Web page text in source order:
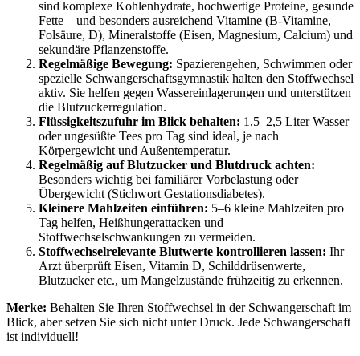
sind komplexe Kohlenhydrate, hochwertige Proteine, gesunde
Fette – und besonders ausreichend Vitamine (B-Vitamine,
Folsäure, D), Mineralstoffe (Eisen, Magnesium, Calcium) und
sekundäre Pflanzenstoffe.
Regelmäßige Bewegung: Spazierengehen, Schwimmen oder
spezielle Schwangerschaftsgymnastik halten den Stoffwechsel
aktiv. Sie helfen gegen Wassereinlagerungen und unterstützen
die Blutzuckerregulation.
Flüssigkeitszufuhr im Blick behalten: 1,5–2,5 Liter Wasser
oder ungesüßte Tees pro Tag sind ideal, je nach
Körpergewicht und Außentemperatur.
Regelmäßig auf Blutzucker und Blutdruck achten:
Besonders wichtig bei familiärer Vorbelastung oder
Übergewicht (Stichwort Gestationsdiabetes).
Kleinere Mahlzeiten einführen: 5–6 kleine Mahlzeiten pro
Tag helfen, Heißhungerattacken und
Stoffwechselschwankungen zu vermeiden.
Stoffwechselrelevante Blutwerte kontrollieren lassen: Ihr
Arzt überprüft Eisen, Vitamin D, Schilddrüsenwerte,
Blutzucker etc., um Mangelzustände frühzeitig zu erkennen.
Merke: Behalten Sie Ihren Stoffwechsel in der Schwangerschaft im
Blick, aber setzen Sie sich nicht unter Druck. Jede Schwangerschaft
ist individuell!